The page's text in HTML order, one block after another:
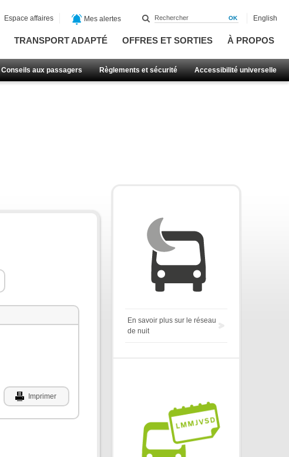
TRANSPORT ADAPTÉ OFFRES ET SORTIES À PROPOS
Conseils aux passagers Règlements et sécurité Accessibilité universelle
Espace affaires Mes alertes English
Imprimer
En savoir plus sur le réseau
de nuit